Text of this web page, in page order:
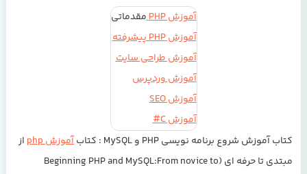
آموزش PHP
مقدماتی
آموزش PHP پیشرفته
آموزش طراحی سایت
آموزش وردپرس
آموزش SEO
آموزش C#
کتاب آموزش شروع برنامه نویسی PHP و MySQL :
کتابآموزش php
از
مبتدی تا حرفه ای (Beginning PHP and MySQL:From novice to